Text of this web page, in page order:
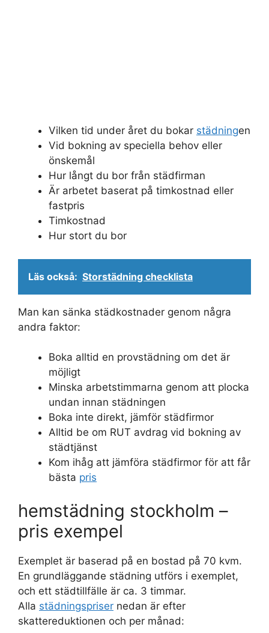
Vilken tid under året du bokar städningen
Vid bokning av speciella behov eller
önskemål
Hur långt du bor från städfirman
Är arbetet baserat på timkostnad eller
fastpris
Timkostnad
Hur stort du bor
Läs också: Storstädning checklista
Man kan sänka städkostnader genom några
andra faktor:
Boka alltid en provstädning om det är
möjligt
Minska arbetstimmarna genom att plocka
undan innan städningen
Boka inte direkt, jämför städfirmor
Alltid be om RUT avdrag vid bokning av
städtjänst
Kom ihåg att jämföra städfirmor för att får
bästa pris
hemstädning stockholm –
pris exempel
Exemplet är baserad på en bostad på 70 kvm.
En grundläggande städning utförs i exemplet,
och ett städtillfälle är ca. 3 timmar.
Alla städningspriser nedan är efter
skattereduktionen och per månad: